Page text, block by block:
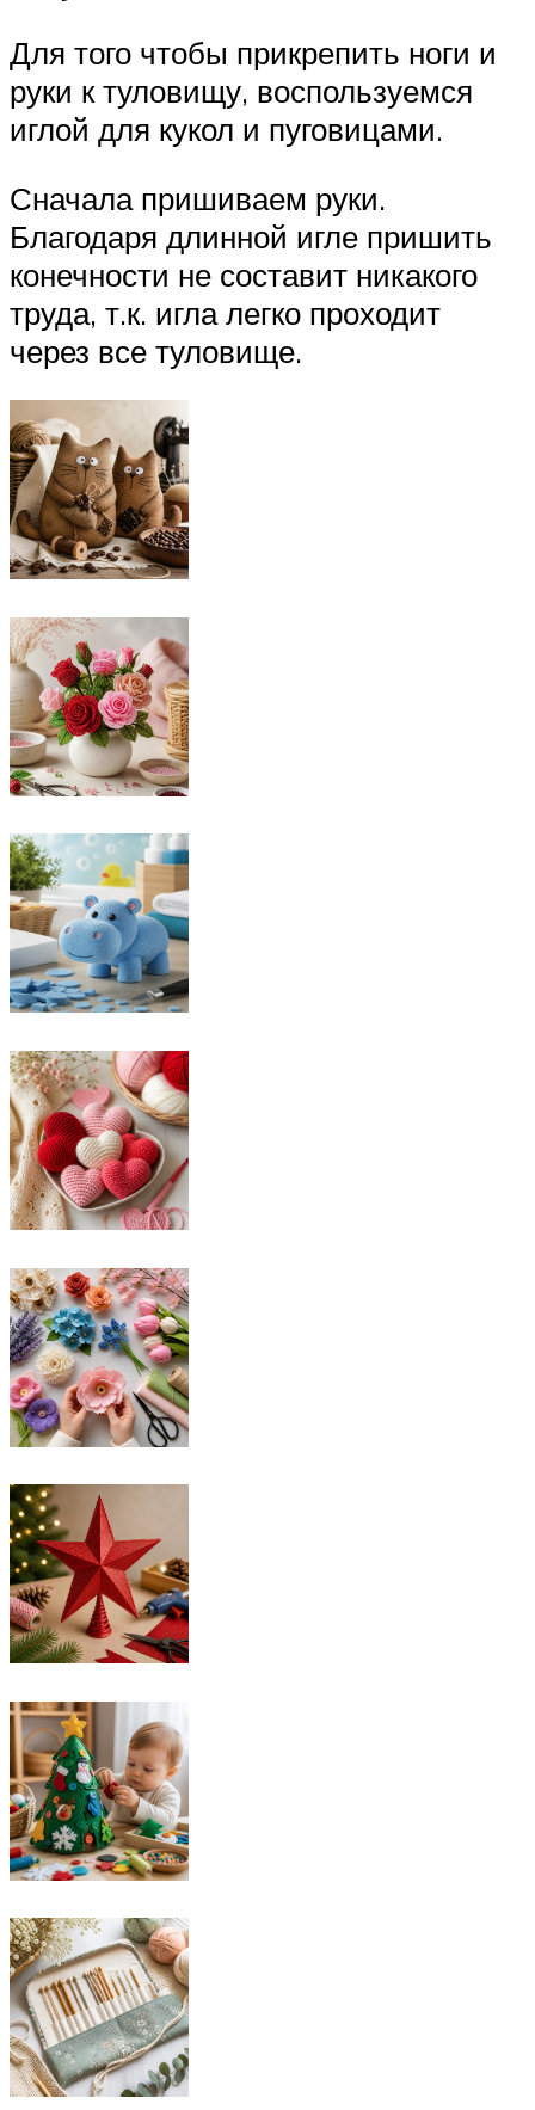
Для того чтобы прикрепить ноги и
руки к туловищу, воспользуемся
иглой для кукол и пуговицами.
Сначала пришиваем руки.
Благодаря длинной игле пришить
конечности не составит никакого
труда, т.к. игла легко проходит
через все туловище.